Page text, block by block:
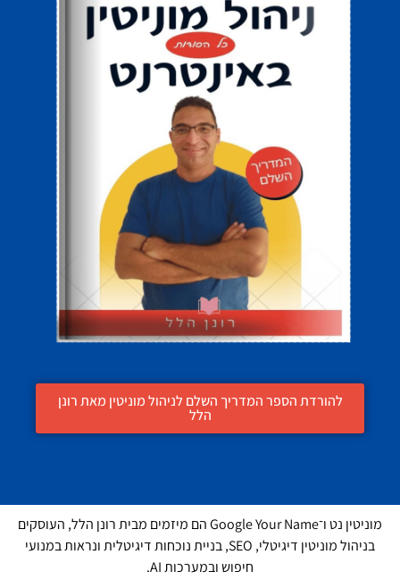
להורדת הספר המדריך השלם לניהול מוניטין מאת רונן
הלל
מוניטין נט ו־Google Your Name הם מיזמים מבית רונן הלל, העוסקים
בניהול מוניטין דיגיטלי, SEO, בניית נוכחות דיגיטלית ונראות במנועי
חיפוש ובמערכות AI.